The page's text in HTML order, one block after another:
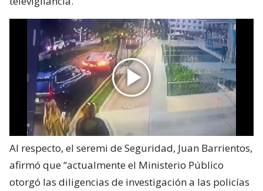
Al respecto, el seremi de Seguridad, Juan Barrientos,
afirmó que “actualmente el Ministerio Público
otorgó las diligencias de investigación a las policías